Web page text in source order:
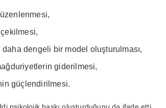
dengeli bir model oluşturulması,
giderilmesi,
güçlendirilmesi.